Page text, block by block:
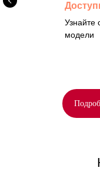
Узнайте
модели